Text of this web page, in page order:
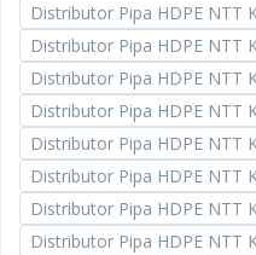
Distributor Pipa HDPE NTT
Distributor Pipa HDPE NTT
Distributor Pipa HDPE NTT
Distributor Pipa HDPE NTT
Distributor Pipa HDPE NTT
Distributor Pipa HDPE NTT
Distributor Pipa HDPE NTT
Distributor Pipa HDPE NTT